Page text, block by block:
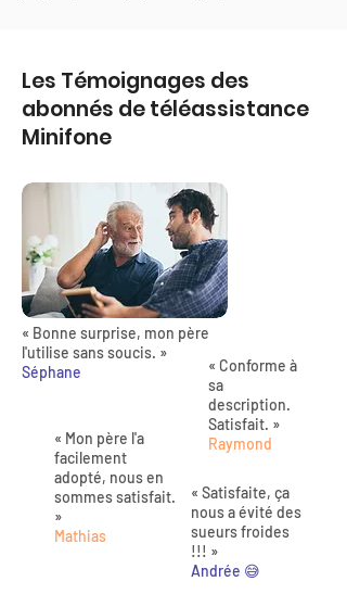
Les Témoignages des
abonnés de téléassistance
Minifone
« Bonne surprise, mon père
l'utilise sans soucis. »
Séphane
« Mon père l'a
facilement
adopté, nous en
sommes satisfait.
»
Mathias
« Conforme à
sa
description.
Satisfait. »
Raymond
« Satisfaite, ça
nous a évité des
sueurs froides
!!! »
Andrée 😅